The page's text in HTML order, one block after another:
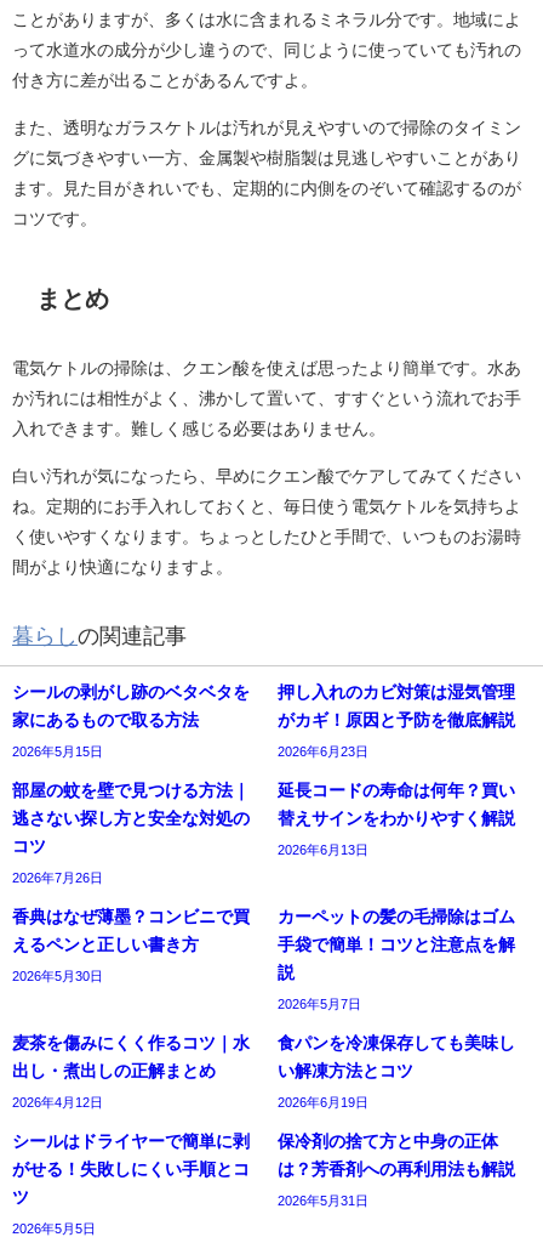
ことがありますが、多くは水に含まれるミネラル分です。地域によ
って水道水の成分が少し違うので、同じように使っていても汚れの
付き方に差が出ることがあるんですよ。
また、透明なガラスケトルは汚れが見えやすいので掃除のタイミン
グに気づきやすい一方、金属製や樹脂製は見逃しやすいことがあり
ます。見た目がきれいでも、定期的に内側をのぞいて確認するのが
コツです。
まとめ
電気ケトルの掃除は、クエン酸を使えば思ったより簡単です。水あ
か汚れには相性がよく、沸かして置いて、すすぐという流れでお手
入れできます。難しく感じる必要はありません。
白い汚れが気になったら、早めにクエン酸でケアしてみてください
ね。定期的にお手入れしておくと、毎日使う電気ケトルを気持ちよ
く使いやすくなります。ちょっとしたひと手間で、いつものお湯時
間がより快適になりますよ。
暮らしの関連記事
シールの剥がし跡のベタベタを
家にあるもので取る方法
2026年5月15日
押し入れのカビ対策は湿気管理
がカギ！原因と予防を徹底解説
2026年6月23日
部屋の蚊を壁で見つける方法｜
逃さない探し方と安全な対処の
コツ
2026年7月26日
延長コードの寿命は何年？買い
替えサインをわかりやすく解説
2026年6月13日
香典はなぜ薄墨？コンビニで買
えるペンと正しい書き方
2026年5月30日
カーペットの髪の毛掃除はゴム
手袋で簡単！コツと注意点を解
説
2026年5月7日
麦茶を傷みにくく作るコツ｜水
出し・煮出しの正解まとめ
2026年4月12日
食パンを冷凍保存しても美味し
い解凍方法とコツ
2026年6月19日
シールはドライヤーで簡単に剥
がせる！失敗しにくい手順とコ
ツ
2026年5月5日
保冷剤の捨て方と中身の正体
は？芳香剤への再利用法も解説
2026年5月31日